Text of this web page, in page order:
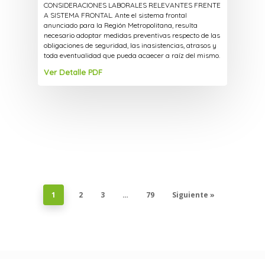
CONSIDERACIONES LABORALES RELEVANTES FRENTE
A SISTEMA FRONTAL. Ante el sistema frontal
anunciado para la Región Metropolitana, resulta
necesario adoptar medidas preventivas respecto de las
obligaciones de seguridad, las inasistencias, atrasos y
toda eventualidad que pueda acaecer a raíz del mismo.
Ver Detalle PDF
1 2 3 … 79 Siguiente »